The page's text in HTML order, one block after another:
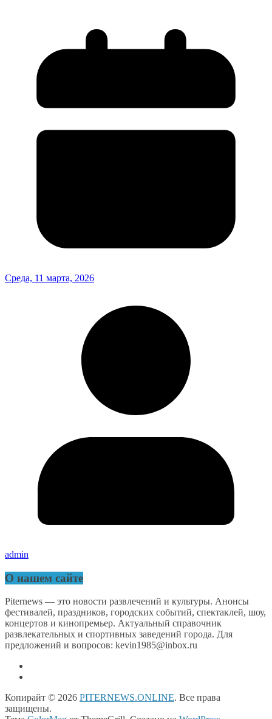
Среда, 11 марта, 2026
admin
О нашем сайте
Piternews — это новости развлечений и культуры. Анонсы
фестивалей, праздников, городских событий, спектаклей, шоу,
концертов и кинопремьер. Актуальный справочник
развлекательных и спортивных заведений города. Для
предложений и вопросов: kevin1985@inbox.ru
Копирайт © 2026 PITERNEWS.ONLINE. Все права
защищены.